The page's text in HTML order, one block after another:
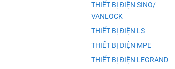
THIẾT BỊ ĐIỆN SINO/
VANLOCK
THIẾT BỊ ĐIỆN LS
THIẾT BỊ ĐIỆN MPE
THIẾT BỊ ĐIỆN LEGRAND